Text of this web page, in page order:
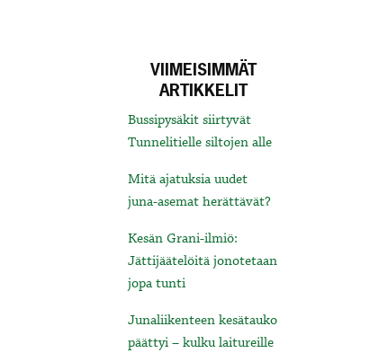
VIIMEISIMMÄT
ARTIKKELIT
Bussipysäkit siirtyvät
Tunnelitielle siltojen alle
Mitä ajatuksia uudet
juna-asemat herättävät?
Kesän Grani-ilmiö:
Jättijäätelöitä jonotetaan
jopa tunti
Junaliikenteen kesätauko
päättyi – kulku laitureille